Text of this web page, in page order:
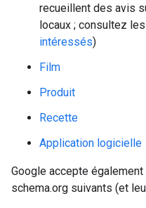
recueillent des avis
locaux ; consultez les
intéressés)
Film
Produit
Recette
Application logicielle
Google accepte
schema.org suivants (et